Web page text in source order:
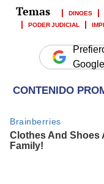
DINOES
PODER JUDICIAL
Google